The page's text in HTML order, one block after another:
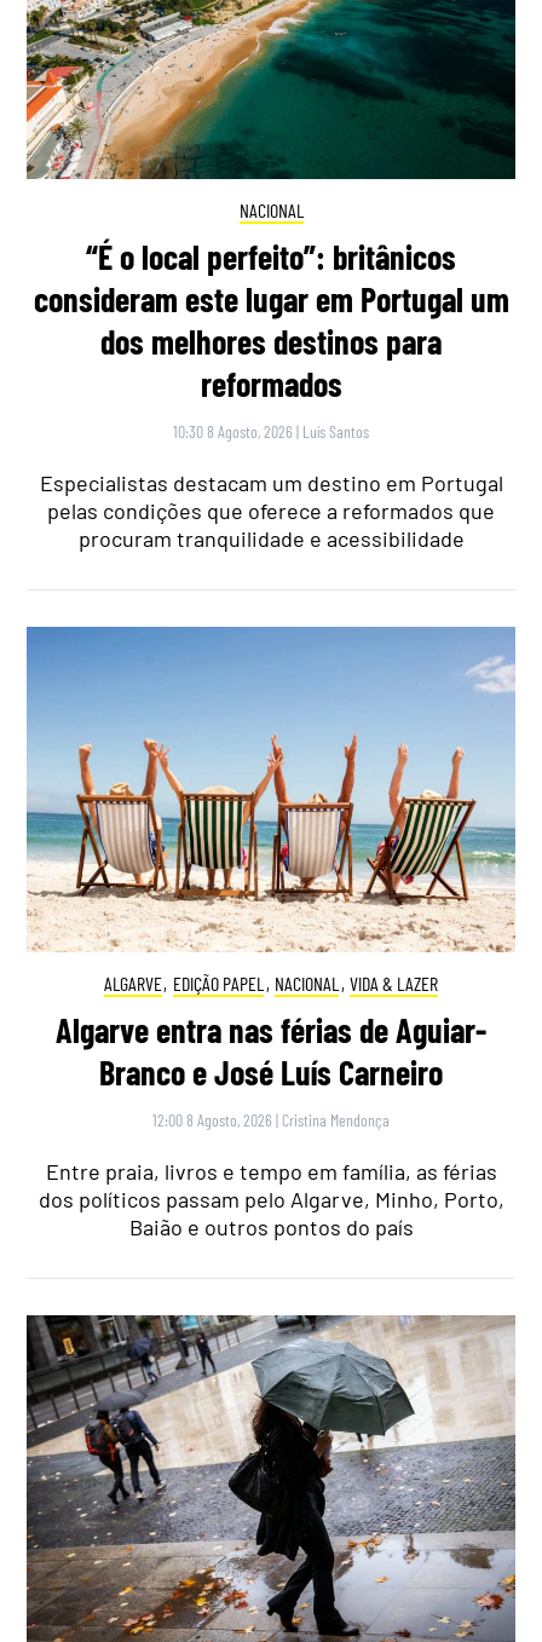
NACIONAL
“É o local perfeito”: britânicos
consideram este lugar em Portugal um
dos melhores destinos para
reformados
10:30 8 Agosto, 2026 | Luís Santos
Especialistas destacam um destino em Portugal
pelas condições que oferece a reformados que
procuram tranquilidade e acessibilidade
ALGARVE, EDIÇÃO PAPEL , NACIONAL , VIDA & LAZER
Algarve entra nas férias de Aguiar-
Branco e José Luís Carneiro
12:00 8 Agosto, 2026 | Cristina Mendonça
Entre praia, livros e tempo em família, as férias
dos políticos passam pelo Algarve, Minho, Porto,
Baião e outros pontos do país